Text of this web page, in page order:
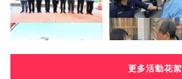
更多活動花絮